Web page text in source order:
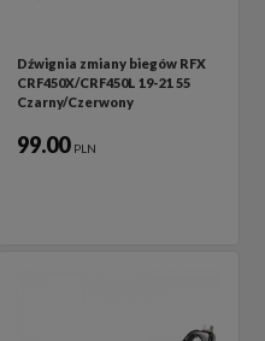
Dźwignia zmiany biegów RFX
CRF450X/CRF450L 19-21 55
Czarny/Czerwony
99.00 PLN